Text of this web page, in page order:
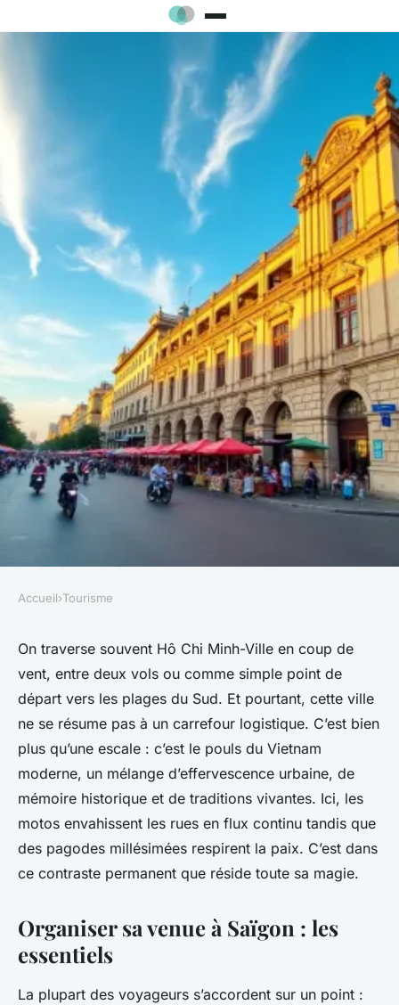
Visiter Hô Chi Minh : les
incontournables de cette ville
fascinante
Éléanore•26/04/2026 14:12 •12 min de lecture
Accueil›Tourisme
On traverse souvent Hô Chi Minh-Ville en coup de
vent, entre deux vols ou comme simple point de
départ vers les plages du Sud. Et pourtant, cette ville
ne se résume pas à un carrefour logistique. C’est bien
plus qu’une escale : c’est le pouls du Vietnam
moderne, un mélange d’effervescence urbaine, de
mémoire historique et de traditions vivantes. Ici, les
motos envahissent les rues en flux continu tandis que
des pagodes millésimées respirent la paix. C’est dans
ce contraste permanent que réside toute sa magie.
Organiser sa venue à Saïgon : les
essentiels
La plupart des voyageurs s’accordent sur un point :